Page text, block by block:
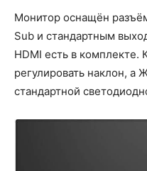
Монитор оснащён
Sub и стандартным
HDMI есть в комплекте.
регулировать наклон, а
стандартной